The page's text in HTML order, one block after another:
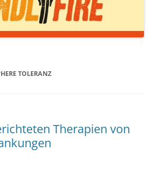
TOLERANZ
Therapien von